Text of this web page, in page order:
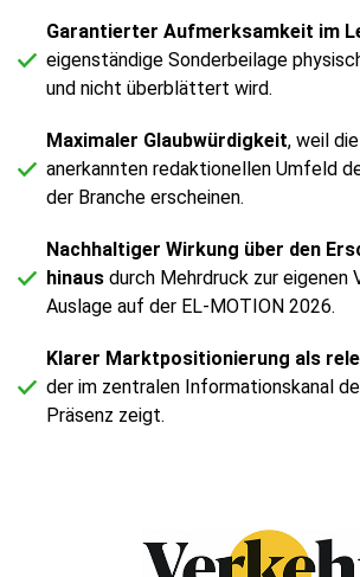
Garantierter Aufmerksamkeit im
eigenständige Sonderbeilage
und nicht überblättert wird.
Maximaler Glaubwürdigkeit, weil
anerkannten redaktionellen Umfeld
der Branche erscheinen.
Nachhaltiger Wirkung über den
hinaus durch Mehrdruck zur eigenen
Auslage auf der EL-MOTION 2026.
Klarer Marktpositionierung als
der im zentralen Informationskanal
Präsenz zeigt.